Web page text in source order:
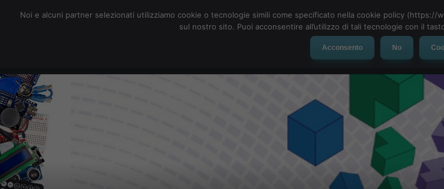
Social Network App
Noi e alcuni partner selezionati utilizziamo cookie o tecnologie simili come specificato nella cookie policy
sul nostro sito. Puoi acconsentire all’utilizzo di tali tecnologie con il
Acconsento No